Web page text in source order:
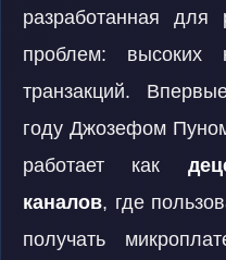
разработанная
проблем: высоких
транзакций.
году Джозефом
работает как
каналов, где
получать